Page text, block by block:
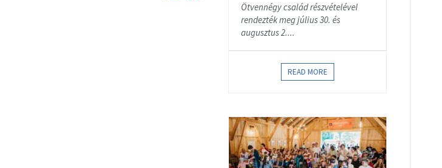
Ötvennégy család részvételével
rendezték meg július 30. és
augusztus 2....
READ MORE